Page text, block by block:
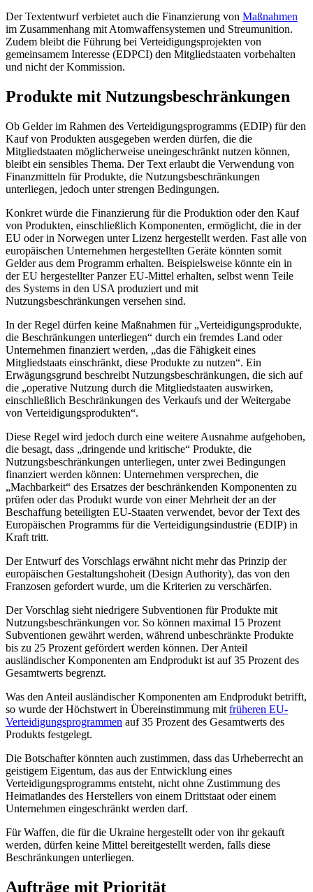
Der Textentwurf verbietet auch die Finanzierung von Maßnahmen
im Zusammenhang mit Atomwaffensystemen und Streumunition.
Zudem bleibt die Führung bei Verteidigungsprojekten von
gemeinsamem Interesse (EDPCI) den Mitgliedstaaten vorbehalten
und nicht der Kommission.
Produkte mit Nutzungsbeschränkungen
Ob Gelder im Rahmen des Verteidigungsprogramms (EDIP) für den
Kauf von Produkten ausgegeben werden dürfen, die die
Mitgliedstaaten möglicherweise uneingeschränkt nutzen können,
bleibt ein sensibles Thema. Der Text erlaubt die Verwendung von
Finanzmitteln für Produkte, die Nutzungsbeschränkungen
unterliegen, jedoch unter strengen Bedingungen.
Konkret würde die Finanzierung für die Produktion oder den Kauf
von Produkten, einschließlich Komponenten, ermöglicht, die in der
EU oder in Norwegen unter Lizenz hergestellt werden. Fast alle von
europäischen Unternehmen hergestellten Geräte könnten somit
Gelder aus dem Programm erhalten. Beispielsweise könnte ein in
der EU hergestellter Panzer EU-Mittel erhalten, selbst wenn Teile
des Systems in den USA produziert und mit
Nutzungsbeschränkungen versehen sind.
In der Regel dürfen keine Maßnahmen für „Verteidigungsprodukte,
die Beschränkungen unterliegen“ durch ein fremdes Land oder
Unternehmen finanziert werden, „das die Fähigkeit eines
Mitgliedstaats einschränkt, diese Produkte zu nutzen“. Ein
Erwägungsgrund beschreibt Nutzungsbeschränkungen, die sich auf
die „operative Nutzung durch die Mitgliedstaaten auswirken,
einschließlich Beschränkungen des Verkaufs und der Weitergabe
von Verteidigungsprodukten“.
Diese Regel wird jedoch durch eine weitere Ausnahme aufgehoben,
die besagt, dass „dringende und kritische“ Produkte, die
Nutzungsbeschränkungen unterliegen, unter zwei Bedingungen
finanziert werden können: Unternehmen versprechen, die
„Machbarkeit“ des Ersatzes der beschränkenden Komponenten zu
prüfen oder das Produkt wurde von einer Mehrheit der an der
Beschaffung beteiligten EU-Staaten verwendet, bevor der Text des
Europäischen Programms für die Verteidigungsindustrie (EDIP) in
Kraft tritt.
Der Entwurf des Vorschlags erwähnt nicht mehr das Prinzip der
europäischen Gestaltungshoheit (Design Authority), das von den
Franzosen gefordert wurde, um die Kriterien zu verschärfen.
Der Vorschlag sieht niedrigere Subventionen für Produkte mit
Nutzungsbeschränkungen vor. So können maximal 15 Prozent
Subventionen gewährt werden, während unbeschränkte Produkte
bis zu 25 Prozent gefördert werden können. Der Anteil
ausländischer Komponenten am Endprodukt ist auf 35 Prozent des
Gesamtwerts begrenzt.
Was den Anteil ausländischer Komponenten am Endprodukt betrifft,
so wurde der Höchstwert in Übereinstimmung mit früheren EU-
Verteidigungsprogrammen auf 35 Prozent des Gesamtwerts des
Produkts festgelegt.
Die Botschafter könnten auch zustimmen, dass das Urheberrecht an
geistigem Eigentum, das aus der Entwicklung eines
Verteidigungsprogramms entsteht, nicht ohne Zustimmung des
Heimatlandes des Herstellers von einem Drittstaat oder einem
Unternehmen eingeschränkt werden darf.
Für Waffen, die für die Ukraine hergestellt oder von ihr gekauft
werden, dürfen keine Mittel bereitgestellt werden, falls diese
Beschränkungen unterliegen.
Aufträge mit Priorität